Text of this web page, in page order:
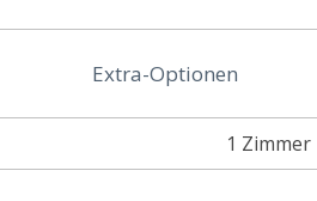
1 Zimmer
Extra-Optionen